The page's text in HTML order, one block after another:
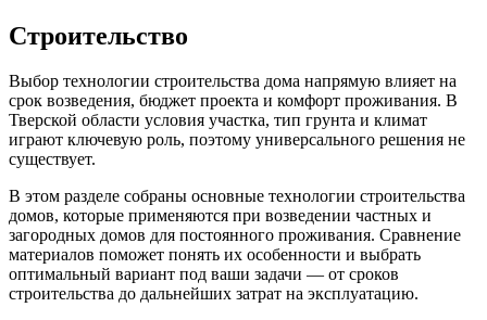
Строительство
Выбор технологии строительства дома напрямую влияет на
срок возведения, бюджет проекта и комфорт проживания. В
Тверской области условия участка, тип грунта и климат
играют ключевую роль, поэтому универсального решения не
существует.
В этом разделе собраны основные технологии строительства
домов, которые применяются при возведении частных и
загородных домов для постоянного проживания. Сравнение
материалов поможет понять их особенности и выбрать
оптимальный вариант под ваши задачи — от сроков
строительства до дальнейших затрат на эксплуатацию.